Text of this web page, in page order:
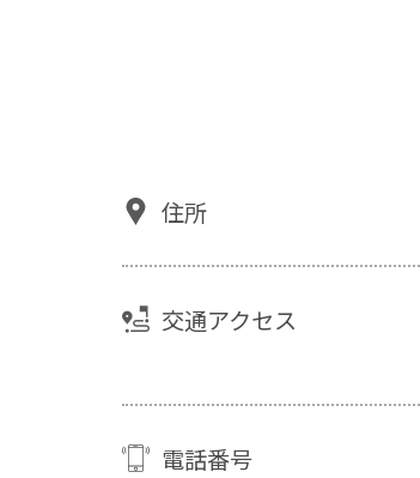
住所
交通アクセス
電話番号